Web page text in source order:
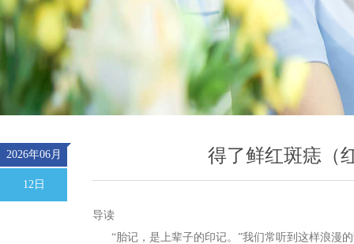
2026年06月
12日
得了鲜红斑痣（
导读
“胎记，是上辈子的印记。”我们常听到这样浪漫